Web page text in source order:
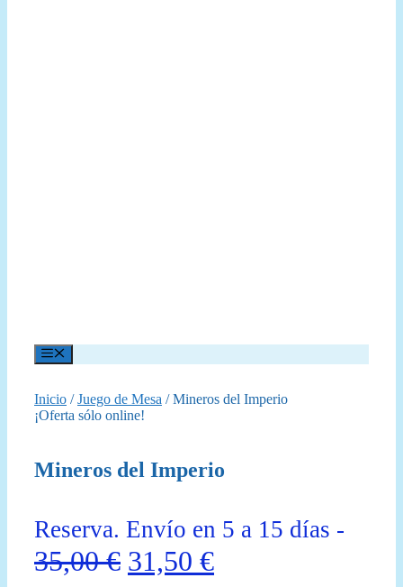
Menú
Inicio /Juego de Mesa / Mineros del Imperio
¡Oferta sólo online!
Mineros del Imperio
Reserva. Envío en 5 a 15 días -
35,00€ El
31,50 €El